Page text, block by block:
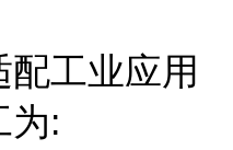
工业应用
为: